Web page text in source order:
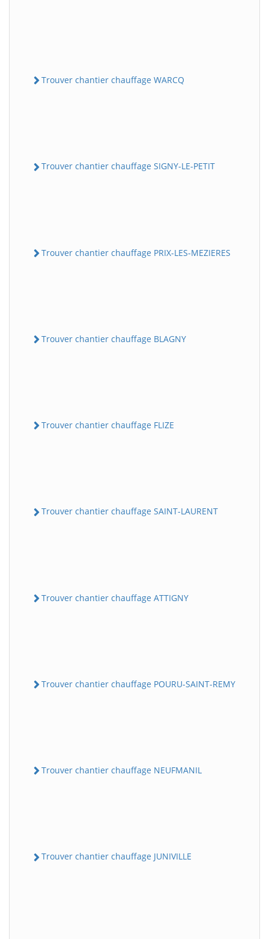
Trouver chantier chauffage WARCQ
Trouver chantier chauffage SIGNY-LE-PETIT
Trouver chantier chauffage PRIX-LES-MEZIERES
Trouver chantier chauffage BLAGNY
Trouver chantier chauffage FLIZE
Trouver chantier chauffage SAINT-LAURENT
Trouver chantier chauffage ATTIGNY
Trouver chantier chauffage POURU-SAINT-REMY
Trouver chantier chauffage NEUFMANIL
Trouver chantier chauffage JUNIVILLE